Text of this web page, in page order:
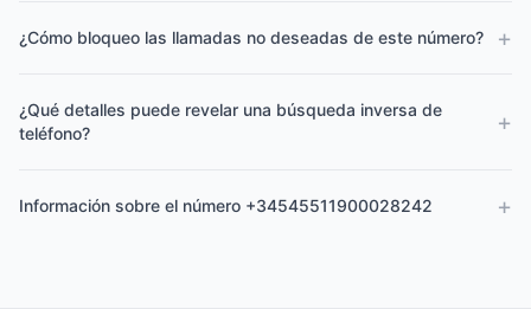
¿Cómo bloqueo las llamadas no deseadas de este número? +
¿Qué detalles puede revelar una búsqueda inversa de
teléfono?
+
Información sobre el número +34545511900028242 +